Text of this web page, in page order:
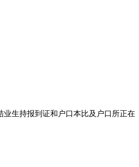
生持报到证和户口本比及户口所正在